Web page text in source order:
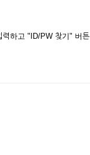
력하고 "ID/PW 찾기" 버